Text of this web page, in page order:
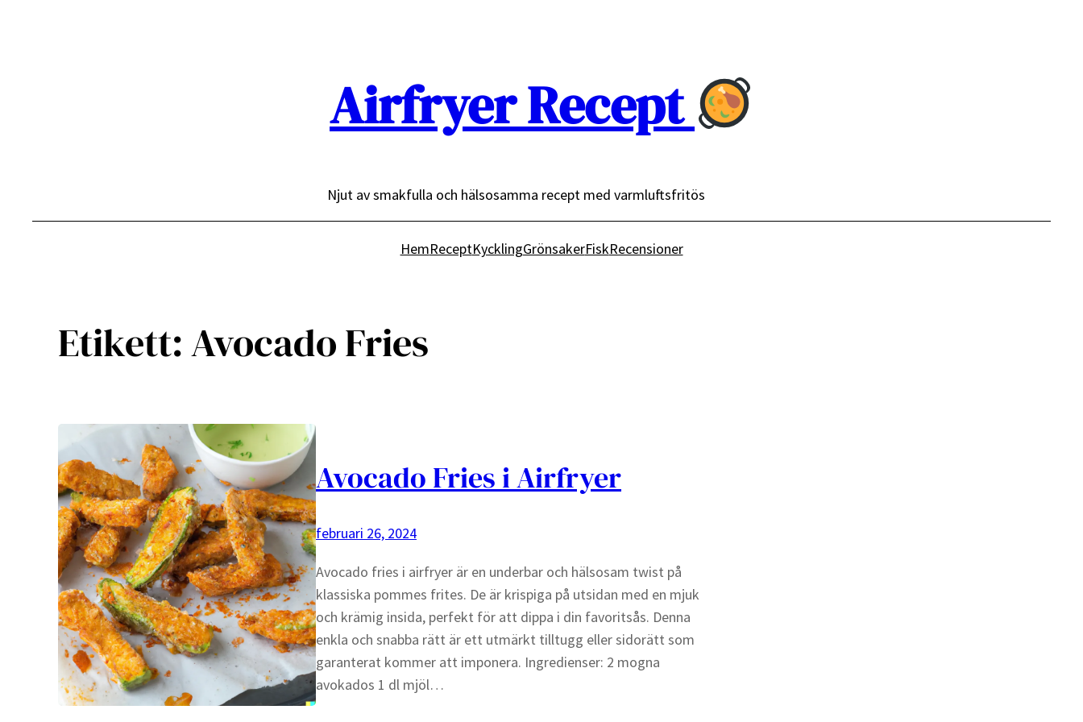
Airfryer Recept
Njut av smakfulla och hälsosamma recept med varmluftsfritös
HemReceptKycklingGrönsakerFiskRecensioner
Etikett:Avocado Fries
Avocado Fries i Airfryer
februari 26, 2024
Avocado fries i airfryer är en underbar och hälsosam twist på
klassiska pommes frites. De är krispiga på utsidan med en mjuk
och krämig insida, perfekt för att dippa i din favoritsås. Denna
enkla och snabba rätt är ett utmärkt tilltugg eller sidorätt som
garanterat kommer att imponera. Ingredienser: 2 mogna
avokados 1 dl mjöl…